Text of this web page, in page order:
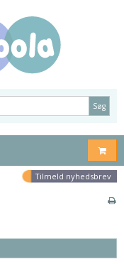
Søg
Tilmeld nyhedsbrev